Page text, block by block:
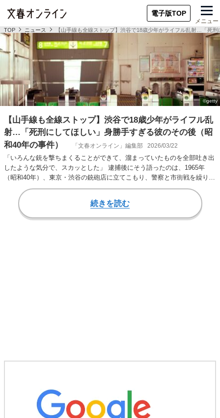
電子版TOP
メニュー
TOP ニュース 【山手線も全線ストップ】渋谷で18歳少年がライフル乱射…「死
【山手線も全線ストップ】渋谷で18歳少年がライフル乱
射…「死刑にしてほしい」身勝手すぎる彼のその後（昭
和40年の事件）
「文春オンライン」編集部 2026/03/22
「いろんな銃を撃ちまくることができて、溜まっていたものを全部吐き出
したような気分で、スカッとした」 逮捕後にそう語ったのは、1965年
（昭和40年）、東京・渋谷の銃砲店に立てこもり、警察と市街戦を繰り広
げた18歳の少…
続きを読む